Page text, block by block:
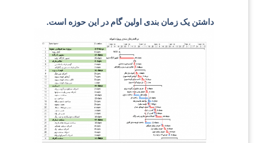
داشتن یک زمان بندی اولین گام در این حوزه است.